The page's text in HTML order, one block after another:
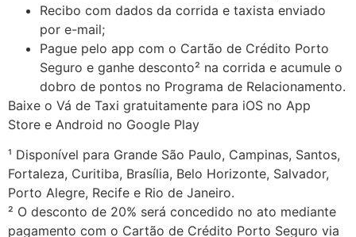
Recibo com dados da corrida e taxista enviado
por e-mail;
Pague pelo app com o Cartão de Crédito Porto
Seguro e ganhe desconto² na corrida e acumule o
dobro de pontos no Programa de Relacionamento.
Baixe o Vá de Taxi gratuitamente para iOS no App
Store e Android no Google Play
¹ Disponível para Grande São Paulo, Campinas, Santos,
Fortaleza, Curitiba, Brasília, Belo Horizonte, Salvador,
Porto Alegre, Recife e Rio de Janeiro.
² O desconto de 20% será concedido no ato mediante
pagamento com o Cartão de Crédito Porto Seguro via